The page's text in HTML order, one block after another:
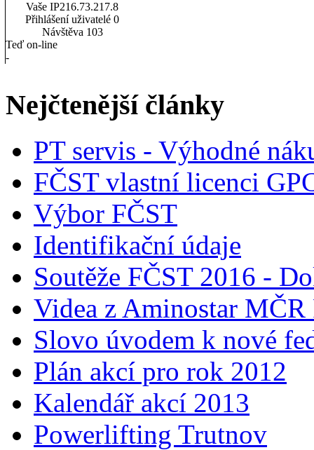
Vaše IP216.73.217.8
Přihlášení uživatelé 0
Návštěva 103
Teď on-line
-
Nejčtenější články
PT servis - Výhodné
FČST vlastní licenci
Výbor FČST
Identifikační údaje
Soutěže FČST 2016 -
Videa z Aminostar MČR
Slovo úvodem k nové
Plán akcí pro rok 2012
Kalendář akcí 2013
Powerlifting Trutnov